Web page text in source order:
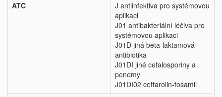
ATC
J antiinfektiva pro systémovou
aplikaci
J01 antibakteriální léčiva pro
systémovou aplikaci
J01D jiná beta-laktamová
antibiotika
J01DI jiné cefalosporiny a
penemy
J01DI02 ceftarolin-fosamil